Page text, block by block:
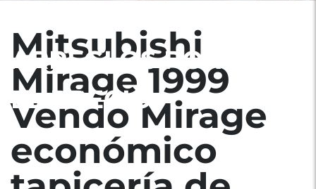
ARREGLOS POR ESO
EL PRECIO.
Mitsubishi
Mirage 1999
Vendo Mirage
económico